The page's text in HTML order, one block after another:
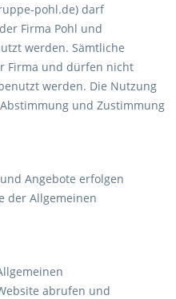
pohl.de) darf
Firma Pohl und
werden. Sämtliche
Firma und dürfen nicht
werden. Die Nutzung
und Zustimmung
Angebote erfolgen
der Allgemeinen
abrufen und